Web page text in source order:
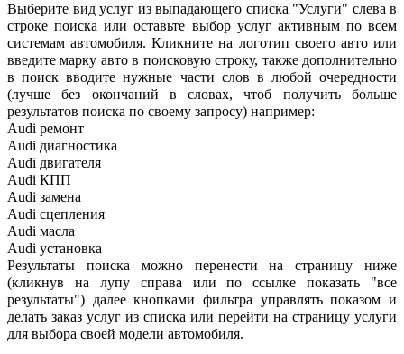
Выберите вид услуг из выпадающего списка "Услуги" слева в
строке поиска или оставьте выбор услуг активным по всем
системам автомобиля. Кликните на логотип своего авто или
введите марку авто в поисковую строку, также дополнительно
в поиск вводите нужные части слов в любой очередности
(лучше без окончаний в словах, чтоб получить больше
результатов поиска по своему запросу) например:
Audi ремонт
Audi диагностика
Audi двигателя
Audi КПП
Audi замена
Audi сцепления
Audi масла
Audi установка
Результаты поиска можно перенести на страницу ниже
(кликнув на лупу справа или по ссылке показать "все
результаты") далее кнопками фильтра управлять показом и
делать заказ услуг из списка или перейти на страницу услуги
для выбора своей модели автомобиля.